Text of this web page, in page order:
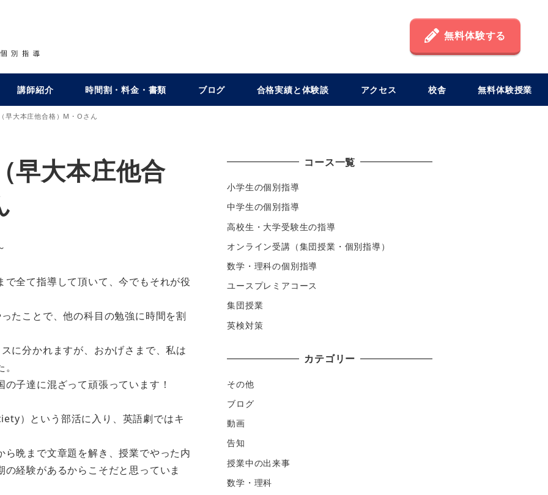
無料体験する
講師紹介 時間割・料金・書類 ブログ 合格実績と体験談 アクセス 校舎 無料体験授業
早大本庄他合格）M・Oさん
早大本庄他合
全て指導して頂いて、今でもそれが役
たことで、他の科目の勉強に時間を割
に分かれますが、おかげさまで、私は
子達に混ざって頑張っています！
）という部活に入り、英語劇ではキ
晩まで文章題を解き、授業でやった内
経験があるからこそだと思っていま
コース一覧
小学生の個別指導
中学生の個別指導
高校生・大学受験生の指導
オンライン受講（集団授業・個別指導）
数学・理科の個別指導
ユースプレミアコース
集団授業
英検対策
カテゴリー
その他
ブログ
動画
告知
授業中の出来事
数学・理科